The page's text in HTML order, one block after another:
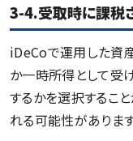
3-4.受取時に課税
iDeCoで運用した資
か一時所得として受
するかを選択するこ
れる可能性があります